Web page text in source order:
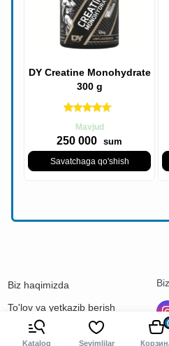
DY Creatine Monohydrate
300 g
Mavjud
250 000 sum
Savatchaga qo'shish
Katalog Sevimlilar
Biz haqimizda
To'lov va yetkazib berish
Kontaktlar